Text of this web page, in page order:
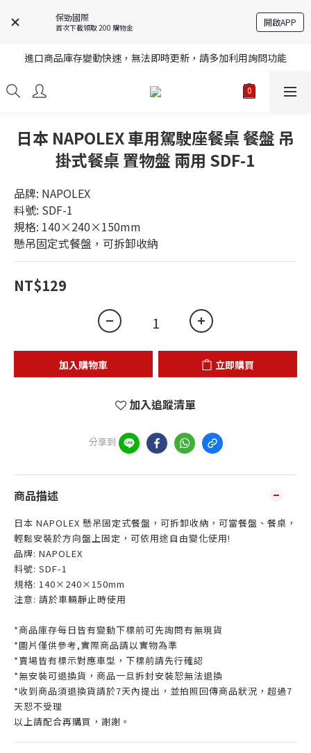
保勁國際
首次下載領取 200 購物金 開啟APP
註冊就送購物金，歡迎加入享更多優惠
註冊就送購物金，歡迎加入享更多優惠
進口商品庫存變動快速，無法即時更新，請多加利用詢問功能
註冊就送購物金，歡迎加入享更多優惠
日本 NAPOLEX 車用駕駛座餐桌 餐盤 吊
掛式餐桌 置物盤 兩用 SDF-1
品牌: NAPOLEX
料號: SDF-1
規格: 140×240×150mm
懸吊固定式餐盤，可拆卸收納
NT$129
加入購物車 立即購買
加入追蹤清單
分享到
商品描述
日本 NAPOLEX 懸吊固定式餐盤，可拆卸收納，可當餐盤、餐桌，
輕鬆安裝於方向盤上固定，可依用途自由變化使用!
品牌: NAPOLEX
料號: SDF-1
規格: 140×240×150mm
注意: 請於車輛靜止時使用
*商品庫存每日皆有變動下標前可先詢問有無現貨
*圖片僅供參考,實際商品請以實物為準
*賣場皆有標示對應車型，下標前請先行確認
*無安裝可退換貨，商品一旦拆封安裝恕無法退換
*收到商品須退換貨請於7天內提出，並拍照回傳商品狀況，超過7
天恕不受理
以上請配合再購買，謝謝。